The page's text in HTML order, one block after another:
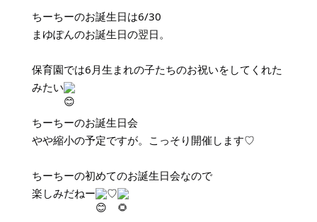
ちーちーのお誕生日は6/30
まゆぽんのお誕生日の翌日。
保育園では6月生まれの子たちのお祝いをしてくれた
みたい
ちーちーのお誕生日会
やや縮小の予定ですが。こっそり開催します♡
ちーちーの初めてのお誕生日会なので
楽しみだねー
♡